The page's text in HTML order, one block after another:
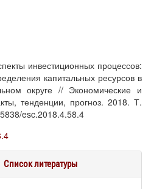
инвестиционных процессов:
капитальных ресурсов в
округе // Экономические и
тенденции, прогноз. 2018. Т.
esc.2018.4.58.4
Список литературы